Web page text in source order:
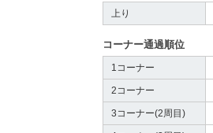
上り
コーナー通過順位
1コーナー
2コーナー
3コーナー(2周目)